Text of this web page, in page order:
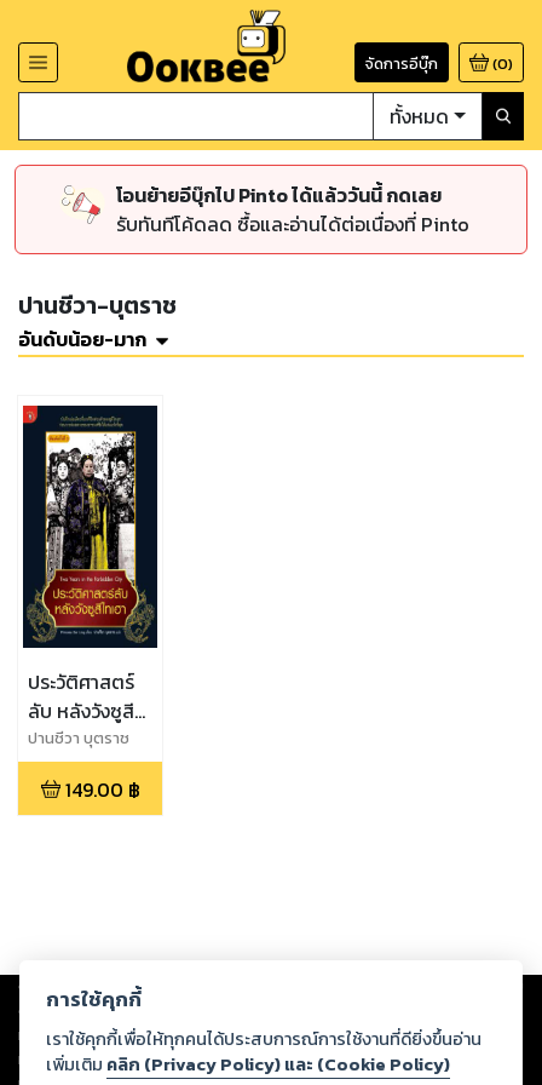
จัดการอีบุ๊ก (0)
ทั้งหมด
โอนย้ายอีบุ๊กไป Pinto ได้แล้ววันนี้ กดเลย
รับทันทีโค้ดลด ซื้อและอ่านได้ต่อเนื่องที่ Pinto
ปานชีวา-บุตราช
อันดับน้อย-มาก
ประวัติศาสตร์
ลับ หลังวังซูสี
ไทเฮา พ.3
ปานชีวา บุตราช
149.00 ฿
Copyright © 2026
ต่อผลงานหรือเนื้อหาใดที่อัปโหลดผ่านเว็บไซต์และปรากฏว่าละเมิดสิทธิใน
ทรัพย์สินทางปัญญาของบุคคลอื่นหรือขัดต่อกฎหมายและศีลธรรม ดังนั้น ผู้อ่าน
ทุกท่านโปรดใช้วิจารณญาณในการกลั่นกรองด้วยตนเอง และหากท่านพบว่าส่วน
การใช้คุกกี้
เราใช้คุกกี้เพื่อให้ทุกคนได้ประสบการณ์การใช้งานที่ดียิ่งขึ้นอ่าน
เพิ่มเติม คลิก (Privacy Policy) และ (Cookie Policy)